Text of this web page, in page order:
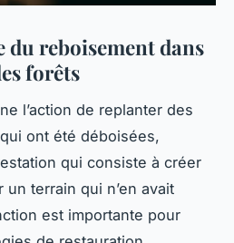
reboisement dans
forêts
l’action de replanter des
ont été déboisées,
qui consiste à créer
terrain qui n’en avait
est importante pour